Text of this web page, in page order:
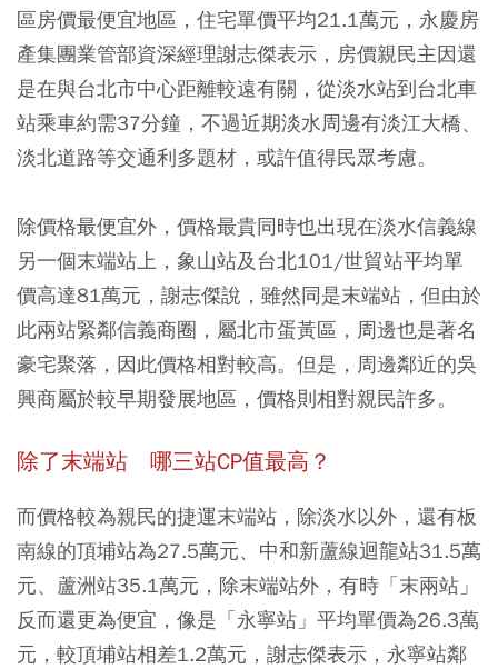
區房價最便宜地區，住宅單價平均21.1萬元，永慶房
產集團業管部資深經理謝志傑表示，房價親民主因還
是在與台北市中心距離較遠有關，從淡水站到台北車
站乘車約需37分鐘，不過近期淡水周邊有淡江大橋、
淡北道路等交通利多題材，或許值得民眾考慮。
除價格最便宜外，價格最貴同時也出現在淡水信義線
另一個末端站上，象山站及台北101/世貿站平均單
價高達81萬元，謝志傑說，雖然同是末端站，但由於
此兩站緊鄰信義商圈，屬北市蛋黃區，周邊也是著名
豪宅聚落，因此價格相對較高。但是，周邊鄰近的吳
興商屬於較早期發展地區，價格則相對親民許多。
除了末端站 哪三站CP值最高？
而價格較為親民的捷運末端站，除淡水以外，還有板
南線的頂埔站為27.5萬元、中和新蘆線迴龍站31.5萬
元、蘆洲站35.1萬元，除末端站外，有時「末兩站」
反而還更為便宜，像是「永寧站」平均單價為26.3萬
元，較頂埔站相差1.2萬元，謝志傑表示，永寧站鄰